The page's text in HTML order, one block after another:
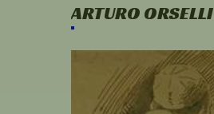
ARTURO ORSELLI